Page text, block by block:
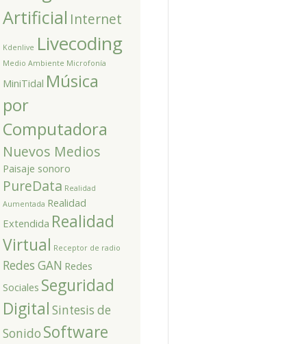
Artificial Internet
Kdenlive Livecoding
Medio Ambiente Microfonía
MiniTidal Música
por
Computadora
Nuevos Medios
Paisaje sonoro
PureData Realidad
Aumentada Realidad
Extendida Realidad
Virtual Receptor de radio
Redes GAN Redes
Sociales Seguridad
Digital Sintesis de
Sonido Software